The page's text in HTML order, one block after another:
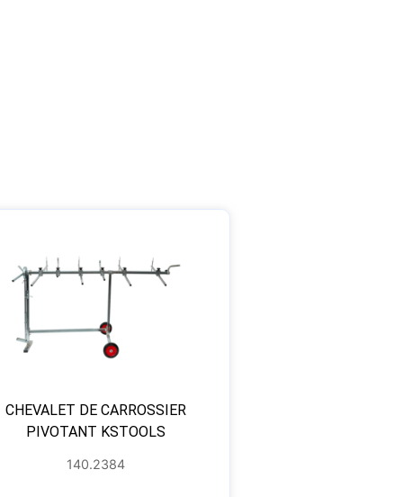
CHEVALET DE CARROSSIER
PIVOTANT KSTOOLS
140.2384